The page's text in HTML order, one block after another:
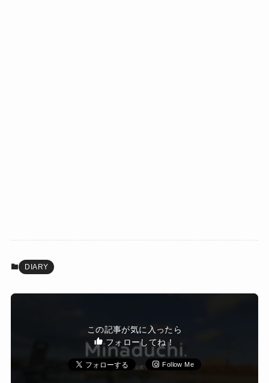
DIARY
この記事が気に入ったら
フォローしてね！
Follow Me